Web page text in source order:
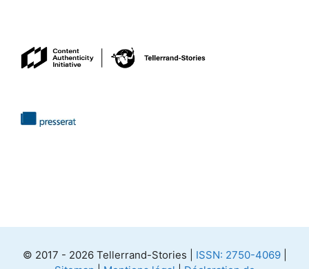
© 2017 - 2026 Tellerrand-Stories | ISSN: 2750-4069|